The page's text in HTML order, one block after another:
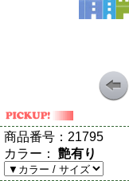
商品番号： 21795
カラー： 艶有り